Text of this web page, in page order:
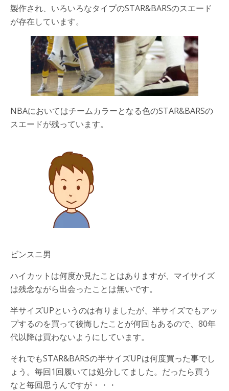
製作され、いろいろなタイプのSTAR&BARSのスエード
が存在しています。
NBAにおいてはチームカラーとなる色のSTAR&BARSの
スエードが残っています。
ビンスニ男
ハイカットは何度か見たことはありますが、マイサイズ
は残念ながら出会ったことは無いです。
半サイズUPというのは有りましたが、半サイズでもアッ
プするのを買って後悔したことが何回もあるので、80年
代以降は買わないようにしています。
それでもSTAR&BARSの半サイズUPは何度買った事でし
ょう。毎回1回履いては処分してました。だったら買う
なと毎回思うんですが・・・